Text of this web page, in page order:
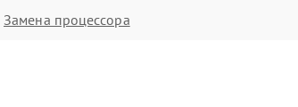
Замена процессора